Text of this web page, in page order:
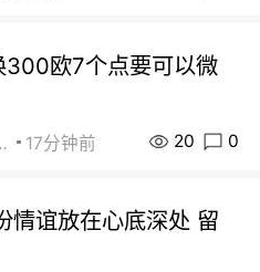
300欧7个点要可以微
17分钟前 20 0
情谊放在心底深处 留